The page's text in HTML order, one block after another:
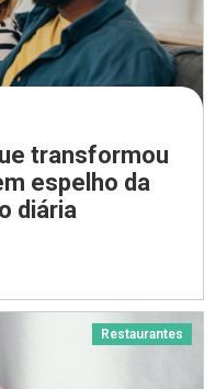
transformou
espelho da
diária
Restaurantes